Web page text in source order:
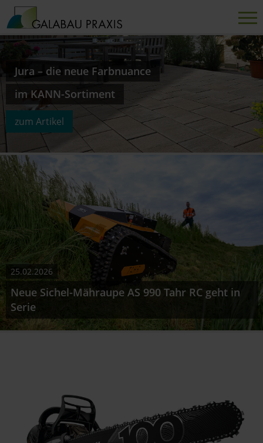
aktuelle Ausgabe
jetzt lesen
eJournal lesen
Jura – die neue Farbnuance
im KANN-Sortiment
zum Artikel
Eine Überlegung wert –
PELLENC Lastenrad-Anhänger
zum Artikel
Späteres Mähen fördert
Blumenzwiebelbildung
zum Artikel
25.02.2026
Neue Sichel-Mähraupe AS 990 Tahr RC geht in
Serie